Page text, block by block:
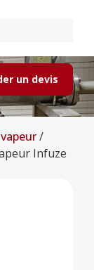
un devis
/
Infuze